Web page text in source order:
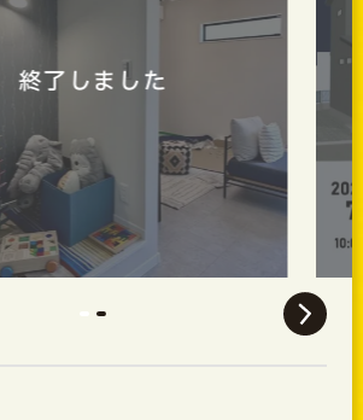
終了しました